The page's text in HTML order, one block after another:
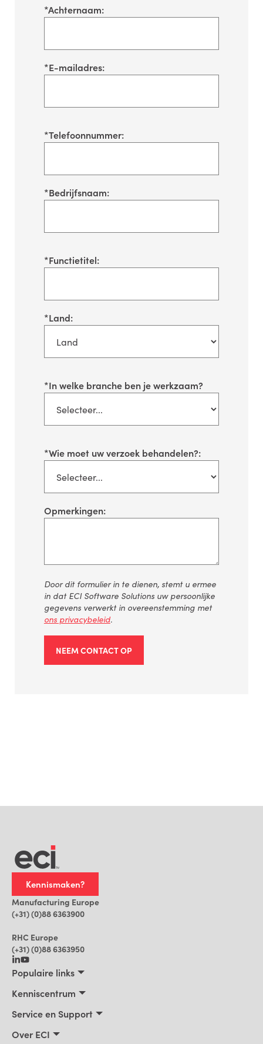
*Achternaam:
*E-mailadres:
*Telefoonnummer:
*Bedrijfsnaam:
*Functietitel:
*Land:
*In welke branche ben je werkzaam?
*Wie moet uw verzoek behandelen?:
Opmerkingen:
Door dit formulier in te dienen, stemt u ermee
in dat ECI Software Solutions uw persoonlijke
gegevens verwerkt in overeenstemming met
ons privacybeleid.
NEEM CONTACT OP
Kennismaken?
Manufacturing Europe
(+31) (0)88 6363900
RHC Europe
(+31) (0)88 6363950
Populaire links
Installatiebedrijven
Praktische AI voor ERP
Kenniscentrum
Service en Support
Over ECI